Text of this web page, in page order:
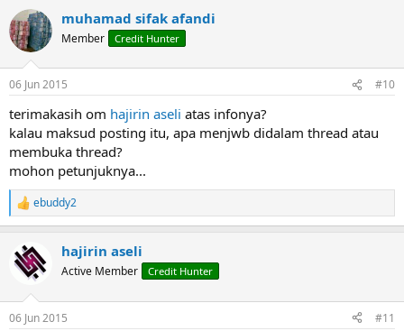
muhamad sifak afandi
Member Credit Hunter
06 Jun 2015 #10
terimakasih om hajirin aseli atas infonya?
kalau maksud posting itu, apa menjwb didalam thread atau
membuka thread?
mohon petunjuknya...
R
e
c
t
s
ebuddy2
hajirin aseli
Active Member Credit Hunter
06 Jun 2015 #11